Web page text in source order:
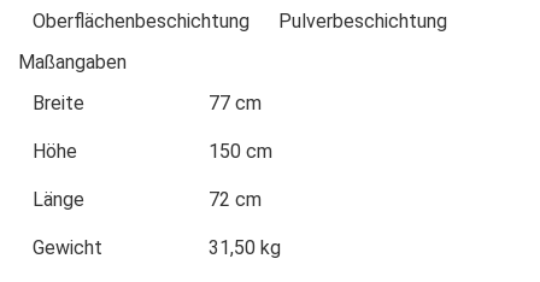
Oberflächenbeschichtung
Pulverbeschichtung
Maßangaben
Breite
77 cm
Höhe 150 cm
Länge 72 cm
Gewicht 31,50 kg